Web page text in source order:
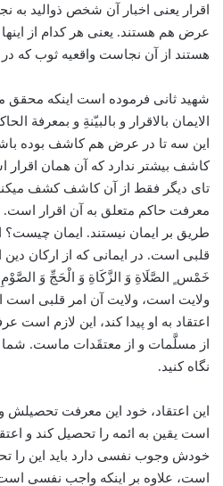
اقرار یعنی اخبار آن شخص ذوالید
عرض هم هستند. یعنی هر کدام از
هستند از آن نجاست واقعیه ثوب که
شهید ثانی فرموده ­است اینکه محقق
الایمان بالاقرار و بالبیّنةِ و بمعرفة
این سه تا در عرض هم کاشف بوده
کاشف بیشتر ندارد که آن همان اقرار
تای دیگر فقط از آن کاشف کشف می­کند.
معرفت حاکم متعلق به آن اقرار است.
طریق بر ایمان نیستند. ایمان چیست؟
قلبی است. در ایمانی که از ارکان
خَمْس ٍ الصَّلَاةِ وَ الزَّكَاةِ وَ الْحَجِّ وَ الصَّوْمِ
ولایت است، ولایت آن امر قلبی است
اعتقاد به او پیدا کند، این لازم است
از مسلَّمات و از معتقَدات ماست.
نگاه کنید.
این اعتقاد، خود این معرفت
است یقین به ائمه را تحصیل کند و
خودش وجوب نفسی دارد باید این را
است، علاوه بر اینکه واجب نفسی